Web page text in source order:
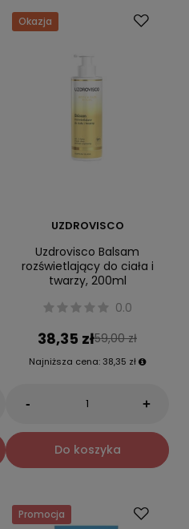
Okazja
UZDROVISCO
Uzdrovisco Balsam
rozświetlający do ciała i
twarzy, 200ml
0.0
38,35 zł59,00 zł
Najniższa cena: 38,35 zł
- +
Do koszyka
Promocja